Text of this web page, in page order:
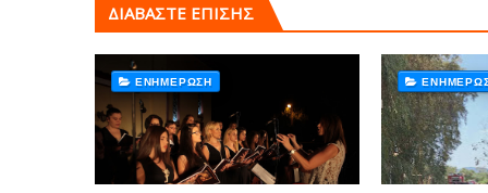
ΔΙΑΒΑΣΤΕ ΕΠΙΣΗΣ
ΕΝΗΜΈΡΩΣΗ